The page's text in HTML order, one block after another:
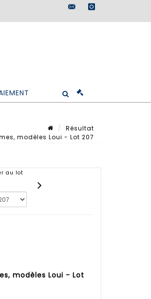
instagram
Résultat
modèles Loui - Lot 207
au lot
modèles Loui - Lot